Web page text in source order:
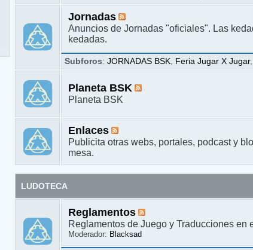
Jornadas
Anuncios de Jornadas "oficiales". Las
kedadas.
Subforos:JORNADAS BSK Feria Jugar X Jugar,
Planeta BSK
Planeta BSK
Enlaces
Publicita otras webs, portales, podcast y
mesa.
LUDOTECA
Reglamentos
Reglamentos de Juego y Traducciones en
Moderador: Blacksad